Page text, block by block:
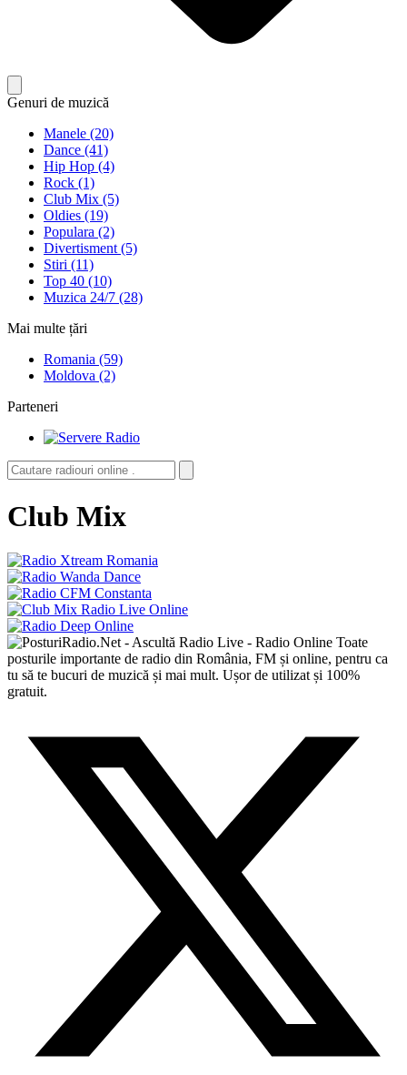
Genuri de muzică
Manele (20)
Dance (41)
Hip Hop (4)
Rock (1)
Club Mix (5)
Oldies (19)
Populara (2)
Divertisment (5)
Stiri (11)
Top 40 (10)
Muzica 24/7 (28)
Mai multe țări
Romania (59)
Moldova (2)
Parteneri
Club Mix
Toate
posturile importante de radio din România, FM și online, pentru ca
tu să te bucuri de muzică și mai mult. Ușor de utilizat și 100%
gratuit.